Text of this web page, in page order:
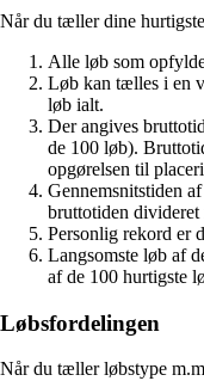
Når du tæller dine
Alle løb som
Løb kan tælles i en
løb ialt.
Der angives
de 100 løb).
opgørelsen til
Gennemsnitstiden
bruttotiden divideret
Personlig rekord er
Langsomste løb af
af de 100 hurtigste
Løbsfordelingen
Når du tæller løbstype